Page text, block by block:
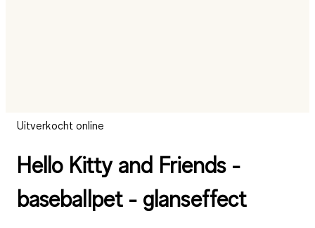
Uitverkocht online
Hello Kitty and Friends -
baseballpet - glanseffect